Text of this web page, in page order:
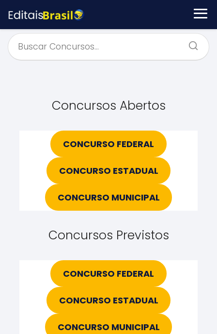
Concursos Abertos
CONCURSO FEDERAL
CONCURSO ESTADUAL
CONCURSO MUNICIPAL
Concursos Previstos
CONCURSO FEDERAL
CONCURSO ESTADUAL
CONCURSO MUNICIPAL